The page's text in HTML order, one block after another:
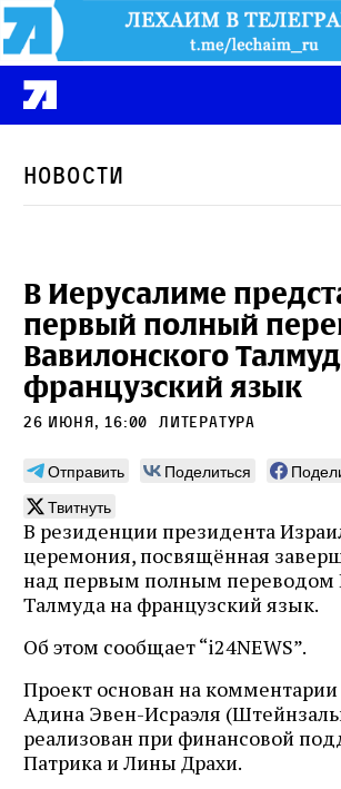
Новости
В Иерусалиме
первый полный
Вавилонского
французский язык
26 июня, 16:00 литература
Отправить Поделиться
Твитнуть
В резиденции президента
церемония, посвящённая
над первым полным переводом
Талмуда на французский язык.
Об этом сообщает “i24NEWS”.
Проект основан на комментарии
Адина Эвен-Исраэля
реализован при финансовой
Патрика и Лины Драхи.